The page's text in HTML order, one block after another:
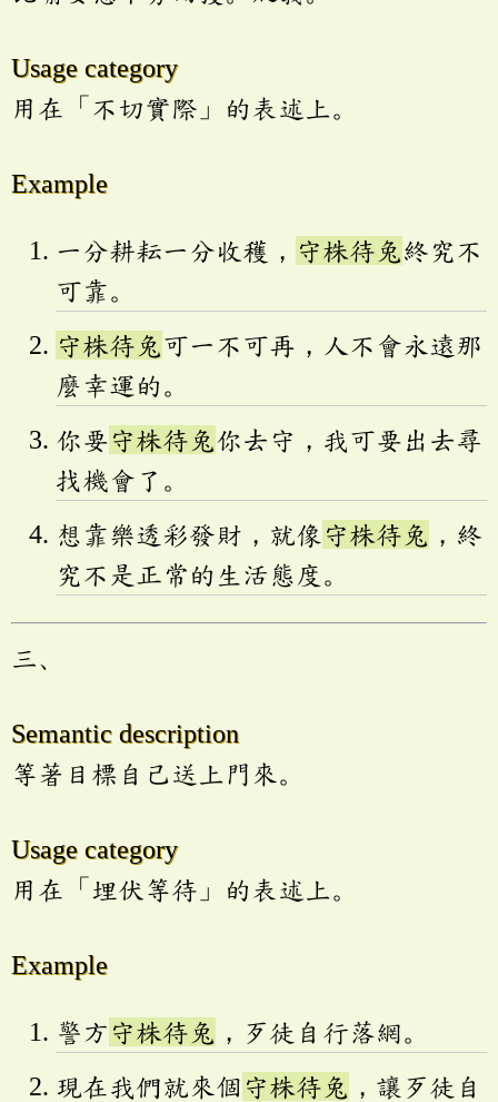
Usage category
用在「不切實際」的表述上。
Example
一分耕耘一分收穫， 守株待兔終究不
可靠。
守株待兔可一不可再，人不會永遠那
麼幸運的。
你要守株待兔你去守，我可要出去尋
找機會了。
想靠樂透彩發財，就像 守株待兔 ，終
究不是正常的生活態度。
三、
Semantic description
等著目標自己送上門來。
Usage category
用在「埋伏等待」的表述上。
Example
警方 守株待兔 ，歹徒自行落網。
現在我們就來個 守株待兔 ，讓歹徒自